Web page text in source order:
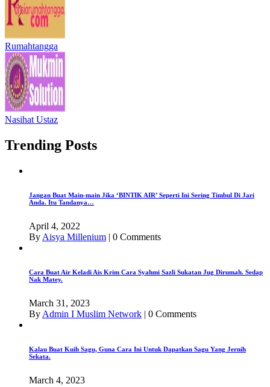
Rumahtangga
Nasihat Ustaz
Trending Posts
Jangan Buat Main-main Jika ‘BINTIK AIR’ Seperti Ini Sering Timbul Di Jari
Anda. Itu Tandanya…
April 4, 2022
By Aisya Millenium | 0 Comments
Cara Buat Air Keladi Ais Krim Cara Syahmi Sazli Sukatan Jug Dirumah. Sedap
Nak Matey.
March 31, 2023
By Admin I Muslim Network | 0 Comments
Kalau Buat Kuih Sagu, Guna Cara Ini Untuk Dapatkan Sagu Yang Jernih
Sekata.
March 4, 2023